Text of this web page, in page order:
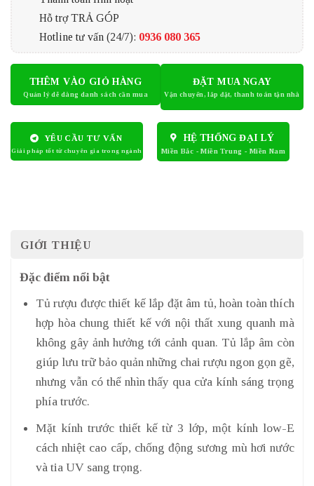
Hỗ trợ TRẢ GÓP
Hotline tư vấn (24/7): 0936 080 365
THÊM VÀO GIỎ HÀNG ĐẶT MUA NGAY
YÊU CẦU TƯ VẤN HỆ THỐNG ĐẠI LÝ
GIỚI THIỆU
Đặc điểm nổi bật
Tủ rượu được thiết kế lắp đặt âm tủ, hoàn toàn thích
hợp hòa chung thiết kế với nội thất xung quanh mà
không gây ảnh hưởng tới cảnh quan. Tủ lắp âm còn
giúp lưu trữ bảo quản những chai rượu ngon gọn gẽ,
nhưng vẫn có thể nhìn thấy qua cửa kính sáng trọng
phía trước.
Mặt kính trước thiết kế từ 3 lớp, một kính low-E
cách nhiệt cao cấp, chống động sương mù hơi nước
và tia UV sang trọng.